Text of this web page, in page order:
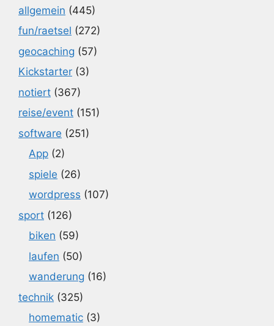
allgemein (445)
fun/raetsel (272)
geocaching (57)
Kickstarter (3)
notiert (367)
reise/event (151)
software (251)
App (2)
spiele (26)
wordpress (107)
sport (126)
biken (59)
laufen (50)
wanderung (16)
technik (325)
homematic (3)